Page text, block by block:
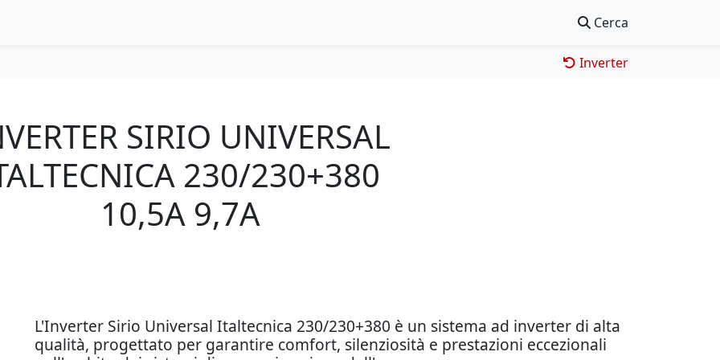
Cerca
Inverter
SIRIO UNIVERSAL
230/230+380
10,5A 9,7A
L'Inverter Sirio Universal Italtecnica 230/230+380 è un sistema ad inverter di alta
qualità, progettato per garantire comfort, silenziosità e prestazioni eccezionali